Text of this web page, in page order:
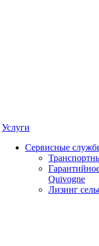
Услуги
Сервисные
Quivogne
Лизинг